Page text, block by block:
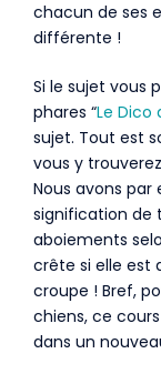
chacun de ses
différente !
Si le sujet vous
phares “Le Dico
sujet. Tout est
vous y
Nous avons
signification de
aboiements
crête si elle est
croupe ! Bref,
chiens, ce
dans un